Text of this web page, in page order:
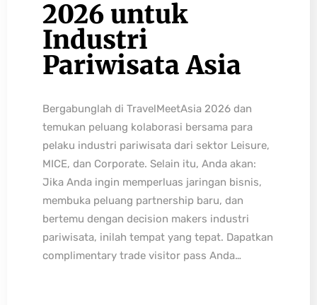
2026 untuk
Industri
Pariwisata Asia
Bergabunglah di TravelMeetAsia 2026 dan
temukan peluang kolaborasi bersama para
pelaku industri pariwisata dari sektor Leisure,
MICE, dan Corporate. Selain itu, Anda akan:
Jika Anda ingin memperluas jaringan bisnis,
membuka peluang partnership baru, dan
bertemu dengan decision makers industri
pariwisata, inilah tempat yang tepat. Dapatkan
complimentary trade visitor pass Anda…